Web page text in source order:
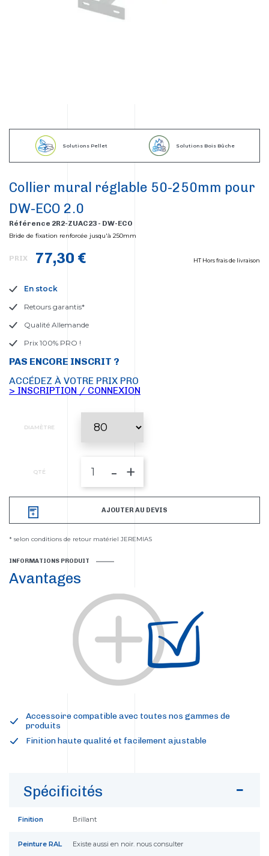
Solutions Pellet Solutions Bois Bûche
Collier mural réglable 50-250mm pour
DW-ECO 2.0
Référence 2R2-ZUAC23 - DW-ECO
Bride de fixation renforcée jusqu'à 250mm
PRIX 77,30 € HT Hors frais de livraison
En stock
Retours garantis*
Qualité Allemande
Prix 100% PRO !
PAS ENCORE INSCRIT ?
ACCÉDEZ À VOTRE PRIX PRO
> INSCRIPTION / CONNEXION
DIAMÈTRE
QTÉ - +
AJOUTER AU DEVIS
* selon conditions de retour matériel JEREMIAS
INFORMATIONS PRODUIT
Avantages
Accessoire compatible avec toutes nos gammes de
produits
Finition haute qualité et facilement ajustable
Spécificités
Finition Brillant
Peinture RAL Existe aussi en noir. nous consulter